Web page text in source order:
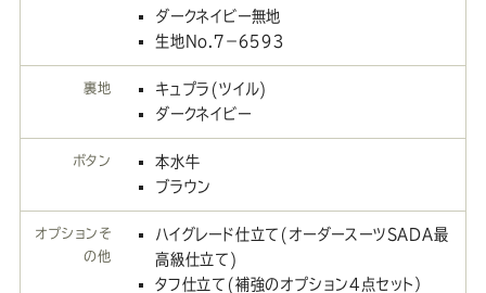
ダークネイビー無地
生地No.７－６５９３
裏地
キュプラ(ツイル)
ダークネイビー
ボタン
本水牛
ブラウン
オプションそ
の他
ハイグレード仕立て(オーダースーツSADA最
高級仕立て)
タフ仕立て(補強のオプション4点セット）